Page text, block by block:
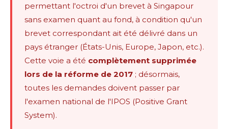
permettant l'octroi d'un brevet à Singapour
sans examen quant au fond, à condition qu'un
brevet correspondant ait été délivré dans un
pays étranger (États-Unis, Europe, Japon, etc.).
Cette voie a été complètement supprimée
lors de la réforme de 2017 ; désormais,
toutes les demandes doivent passer par
l'examen national de l'IPOS (Positive Grant
System).